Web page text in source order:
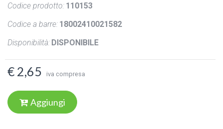
Codice prodotto: 110153
Codice a barre: 18002410021582
Disponibilità: DISPONIBILE
€ 2,65 iva compresa
Aggiungi